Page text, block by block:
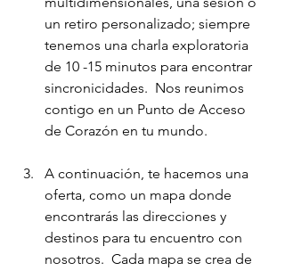
un retiro personalizado; siempre
tenemos una charla exploratoria
de 10 -15 minutos para encontrar
sincronicidades.  Nos reunimos
contigo en un Punto de Acceso
de Corazón en tu mundo.
A continuación, te hacemos una
oferta, como un mapa donde
encontrarás las direcciones y
destinos para tu encuentro con
nosotros.  Cada mapa se crea de